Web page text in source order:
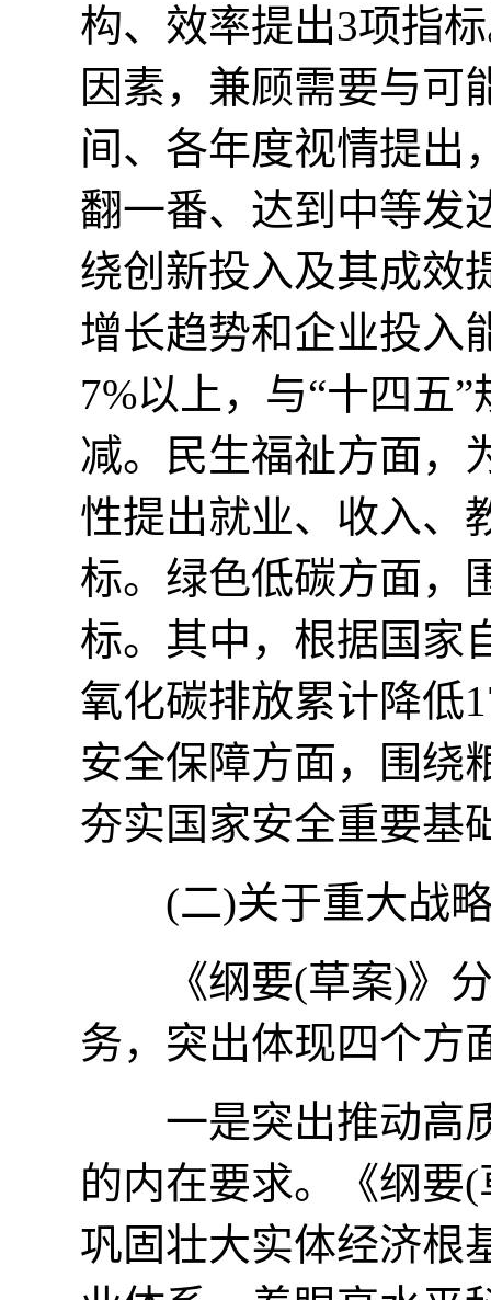
构、效率提出3项指
因素，兼顾需要与可
间、各年度视情提出
翻一番、达到中等发
绕创新投入及其成效
增长趋势和企业投入
7%以上，与“十四五
减。民生福祉方面，
性提出就业、收入、
标。绿色低碳方面，
标。其中，根据国家
氧化碳排放累计降低
安全保障方面，围绕
夯实国家安全重要基
(二)关于重大战
《纲要(草案)》分
务，突出体现四个方
一是突出推动高质
的内在要求。《纲要
巩固壮大实体经济根